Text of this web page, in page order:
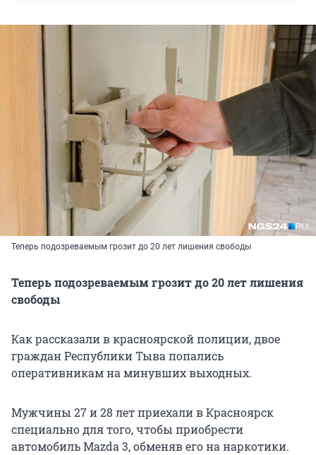
Теперь подозреваемым грозит до 20 лет лишения свободы
Теперь подозреваемым грозит до 20 лет лишения
свободы
Как рассказали в красноярской полиции, двое
граждан Республики Тыва попались
оперативникам на минувших выходных.
Мужчины 27 и 28 лет приехали в Красноярск
специально для того, чтобы приобрести
автомобиль Mazda 3, обменяв его на наркотики.